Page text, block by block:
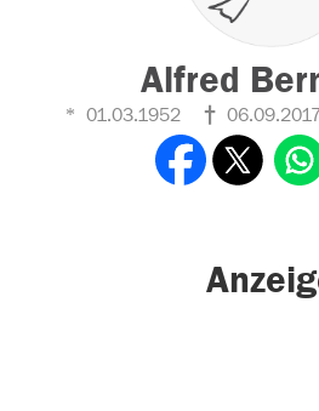
Alfred
01.03.1952